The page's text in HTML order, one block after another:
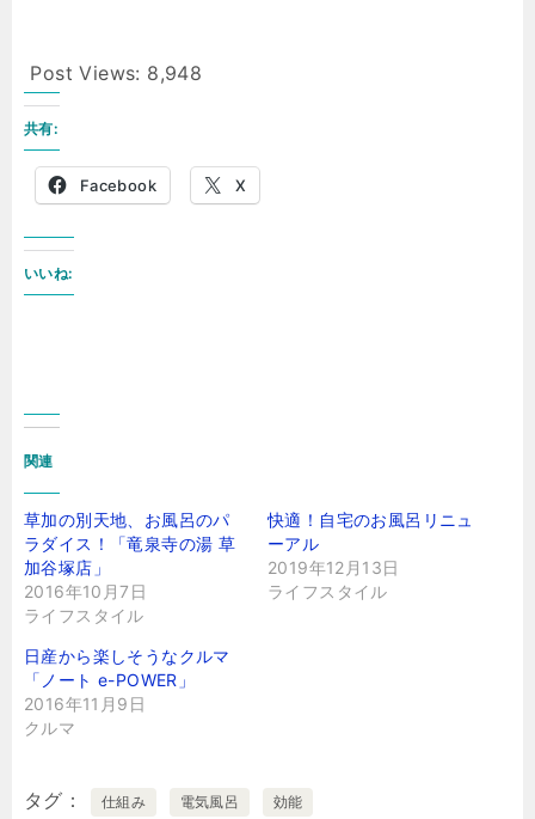
Post Views: 8,948
共有:
Facebook X
いいね:
関連
草加の別天地、お風呂のパ
ラダイス！「竜泉寺の湯 草
加谷塚店」
2016年10月7日
ライフスタイル
快適！自宅のお風呂リニュ
ーアル
2019年12月13日
ライフスタイル
日産から楽しそうなクルマ
「ノート e-POWER」
2016年11月9日
クルマ
タグ 仕組み 電気風呂 効能